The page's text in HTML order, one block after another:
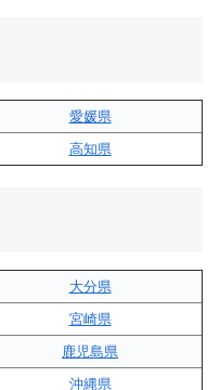
愛媛県
高知県
大分県
宮崎県
鹿児島県
沖縄県